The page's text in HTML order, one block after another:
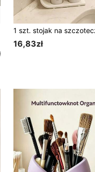
16,83zł